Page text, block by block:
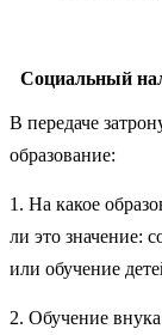
Социальный
В передаче
образование:
1. На какое
ли это значение:
или обучение
2. Обучение